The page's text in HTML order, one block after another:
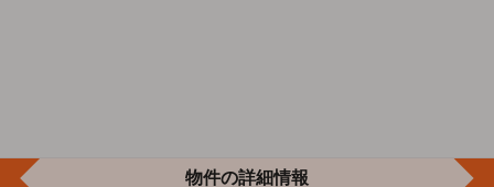
物件の詳細情報